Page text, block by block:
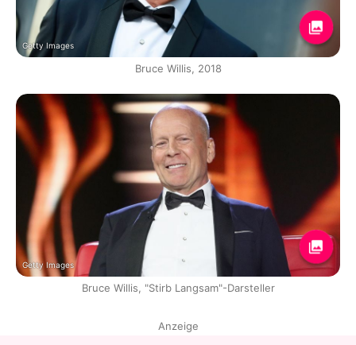
Getty Images
Bruce Willis, 2018
Getty Images
Bruce Willis, "Stirb Langsam"-Darsteller
Anzeige